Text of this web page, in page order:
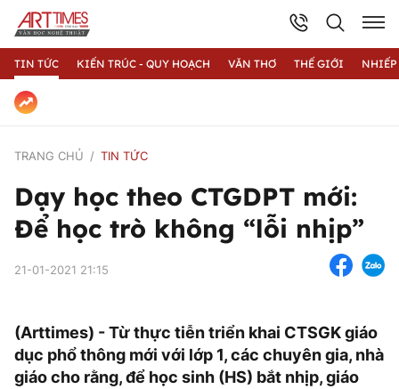
TIN TỨC KIẾN TRÚC - QUY HOẠCH VĂN THƠ THẾ GIỚI
TRANG CHỦ TIN TỨC
Dạy học theo CTGDPT mới:
Để học trò không “lỗi nhịp”
21-01-2021 21:15
(Arttimes) - Từ thực tiễn triển khai CTSGK giáo
dục phổ thông mới với lớp 1, các chuyên gia, nhà
giáo cho rằng, để học sinh (HS) bắt nhịp, giáo